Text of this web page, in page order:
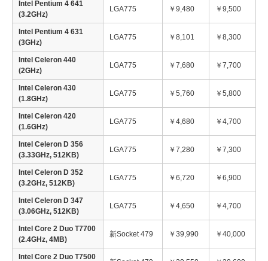
Intel Pentium 4 641
(3.2GHz)
LGA775 ￥9,480 ￥9,500
Intel Pentium 4 631
(3GHz)
LGA775 ￥8,101 ￥8,300
Intel Celeron 440
(2GHz)
LGA775 ￥7,680 ￥7,700
Intel Celeron 430
(1.8GHz)
LGA775 ￥5,760 ￥5,800
Intel Celeron 420
(1.6GHz)
LGA775 ￥4,680 ￥4,700
Intel Celeron D 356
(3.33GHz, 512KB)
LGA775 ￥7,280 ￥7,300
Intel Celeron D 352
(3.2GHz, 512KB)
LGA775 ￥6,720 ￥6,900
Intel Celeron D 347
(3.06GHz, 512KB)
LGA775 ￥4,650 ￥4,700
Intel Core 2 Duo T7700
(2.4GHz, 4MB)
新Socket 479 ￥39,990 ￥40,000
Intel Core 2 Duo T7500